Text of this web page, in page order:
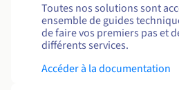
Toutes nos solutions sont
ensemble de guides
de faire vos premiers pas et
différents services.
Accéder à la documentation